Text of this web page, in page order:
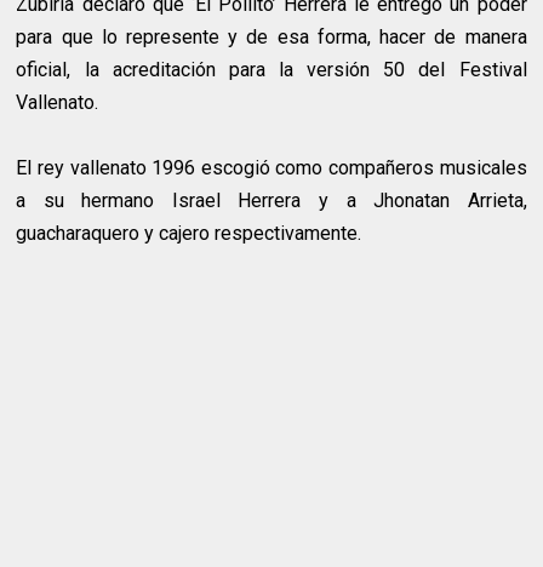
para que lo represente y de esa forma, hacer de manera
oficial, la acreditación para la versión 50 del Festival
Vallenato.
El rey vallenato 1996 escogió como compañeros musicales
a su hermano Israel Herrera y a Jhonatan Arrieta,
guacharaquero y cajero respectivamente.